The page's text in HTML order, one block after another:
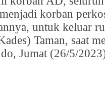
korban
untuk keluar
Taman, saat
Jumat (26/5/